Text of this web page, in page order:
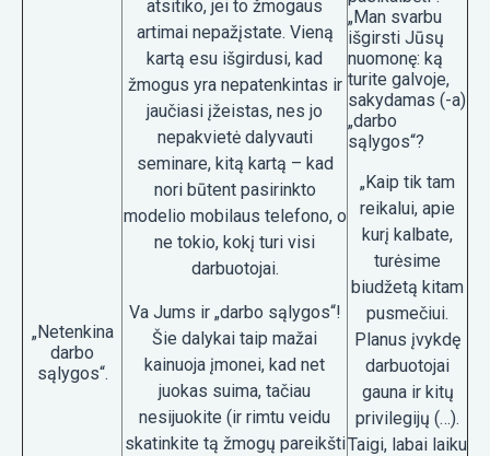
„Netenkina
darbo
sąlygos“.
atsitiko, jei to žmogaus
artimai nepažįstate. Vieną
kartą esu išgirdusi, kad
žmogus yra nepatenkintas ir
jaučiasi įžeistas, nes jo
nepakvietė dalyvauti
seminare, kitą kartą – kad
nori būtent pasirinkto
modelio mobilaus telefono, o
ne tokio, kokį turi visi
darbuotojai.
Va Jums ir „darbo sąlygos“!
Šie dalykai taip mažai
kainuoja įmonei, kad net
juokas suima, tačiau
nesijuokite (ir rimtu veidu
skatinkite tą žmogų pareikšti
„Man svarbu
išgirsti Jūsų
nuomonę: ką
turite galvoje,
sakydamas (-a)
„darbo
sąlygos“?
„Kaip tik tam
reikalui, apie
kurį kalbate,
turėsime
biudžetą kitam
pusmečiui.
Planus įvykdę
darbuotojai
gauna ir kitų
privilegijų (…).
Taigi, labai laiku